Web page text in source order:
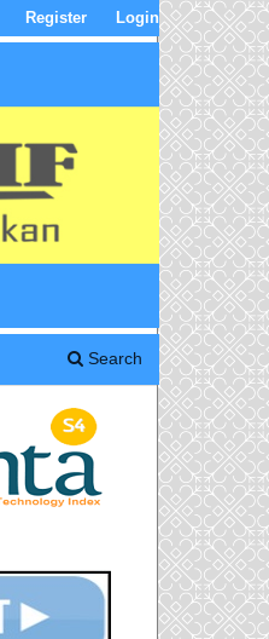
Search
Register Login